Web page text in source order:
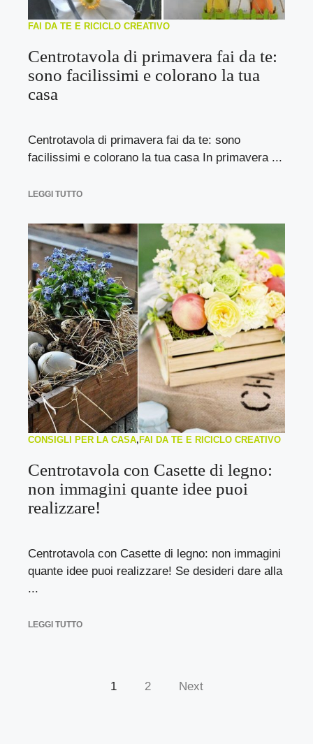
FAI DA TE E RICICLO CREATIVO
Centrotavola di primavera fai da te:
sono facilissimi e colorano la tua
casa
Centrotavola di primavera fai da te: sono
facilissimi e colorano la tua casa In primavera ...
LEGGI TUTTO
CONSIGLI PER LA CASA,FAI DA TE E RICICLO CREATIVO
Centrotavola con Casette di legno:
non immagini quante idee puoi
realizzare!
Centrotavola con Casette di legno: non immagini
quante idee puoi realizzare! Se desideri dare alla
...
LEGGI TUTTO
1 2 Next